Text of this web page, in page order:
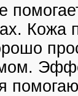
Кожа